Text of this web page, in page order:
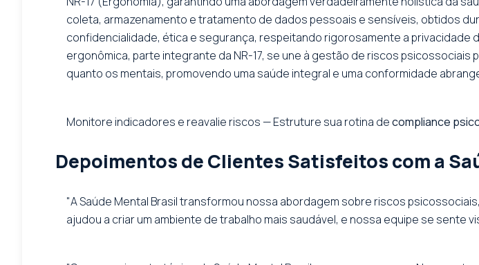
coleta, armazenamento e tratamento de dados pessoais e sensíveis, obtidos
confidencialidade, ética e segurança, respeitando rigorosamente a privacidade
ergonômica, parte integrante da NR-17, se une à gestão de riscos
quanto os mentais, promovendo uma saúde integral e uma conformidade
Monitore indicadores e reavalie riscos — Estruture sua rotina decompliance
Depoimentos de Clientes Satisfeitos com a
"A Saúde Mental Brasil transformou nossa abordagem sobre riscos
ajudou a criar um ambiente de trabalho mais saudável, e nossa equipe se sente